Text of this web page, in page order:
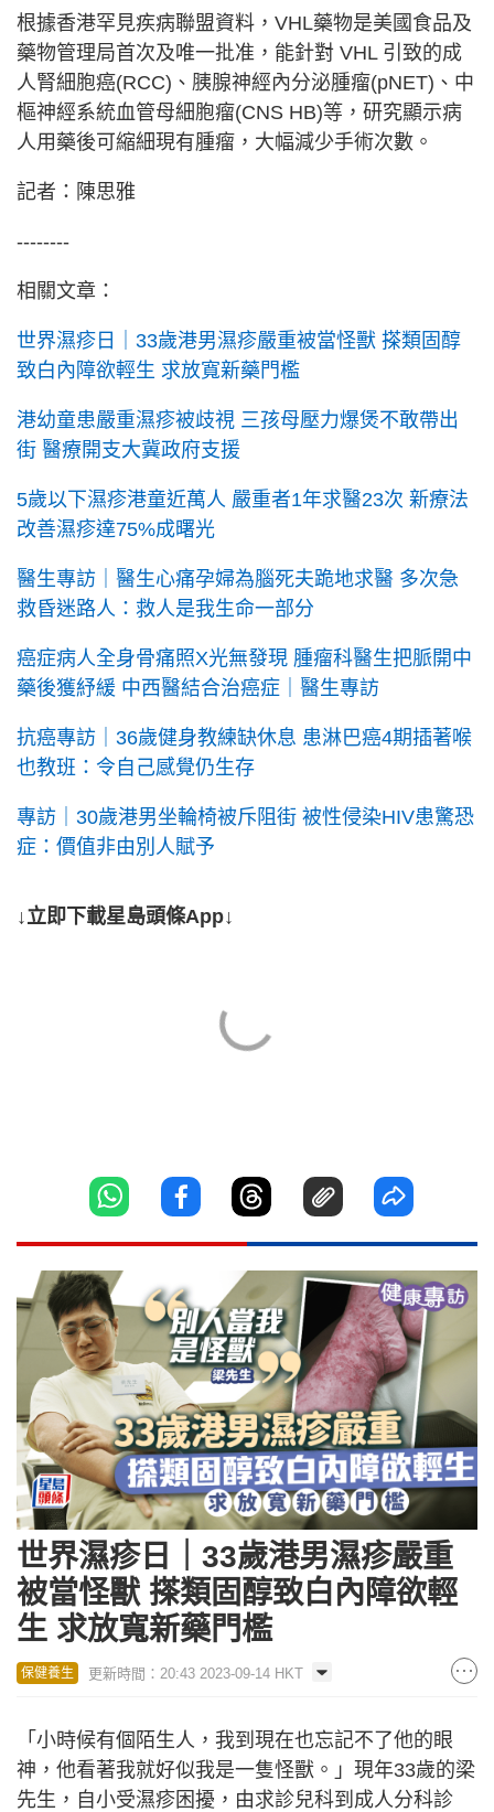
根據香港罕見疾病聯盟資料，VHL藥物是美國食品及
藥物管理局首次及唯一批准，能針對 VHL 引致的成
人腎細胞癌(RCC)、胰腺神經內分泌腫瘤(pNET)、中
樞神經系統血管母細胞瘤(CNS HB)等，研究顯示病
人用藥後可縮細現有腫瘤，大幅減少手術次數。
記者：陳思雅
--------
相關文章：
世界濕疹日｜33歲港男濕疹嚴重被當怪獸 搽類固醇
致白內障欲輕生 求放寬新藥門檻
港幼童患嚴重濕疹被歧視 三孩母壓力爆煲不敢帶出
街 醫療開支大冀政府支援
5歲以下濕疹港童近萬人 嚴重者1年求醫23次 新療法
改善濕疹達75%成曙光
醫生專訪｜醫生心痛孕婦為腦死夫跪地求醫 多次急
救昏迷路人：救人是我生命一部分
癌症病人全身骨痛照X光無發現 腫瘤科醫生把脈開中
藥後獲紓緩 中西醫結合治癌症｜醫生專訪
抗癌專訪｜36歲健身教練缺休息 患淋巴癌4期插著喉
也教班：令自己感覺仍生存
專訪｜30歲港男坐輪椅被斥阻街 被性侵染HIV患驚恐
症：價值非由別人賦予
↓立即下載星島頭條App↓
世界濕疹日｜33歲港男濕疹嚴重
被當怪獸 搽類固醇致白內障欲輕
生 求放寬新藥門檻
保健養生 更新時間：20:43 2023-09-14 HKT
「小時候有個陌生人，我到現在也忘記不了他的眼
神，他看著我就好似我是一隻怪獸。」現年33歲的梁
先生，自小受濕疹困擾，由求診兒科到成人分科診